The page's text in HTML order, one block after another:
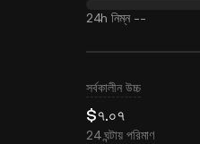
24h নিম্ন --
সর্বকালীন উচ্চ
$৭.০৭
24 ঘন্টায় পরিমাণ